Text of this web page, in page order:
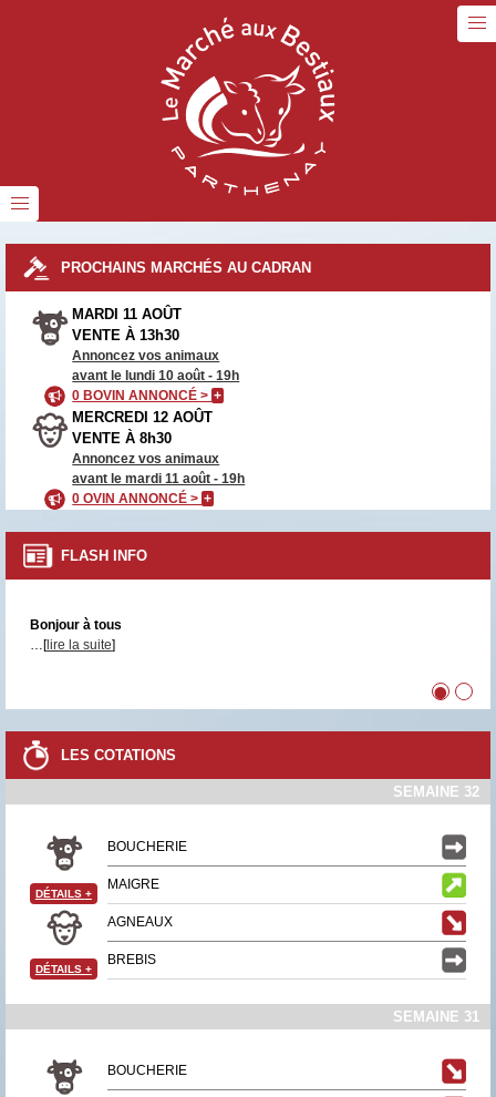
PROCHAINS MARCHÉS AU CADRAN
MARDI 11 AOÛT
VENTE À 13h30
Annoncez vos animaux
avant le lundi 10 août - 19h
0 BOVIN ANNONCÉ >+
MERCREDI 12 AOÛT
VENTE À 8h30
Annoncez vos animaux
avant le mardi 11 août - 19h
0 OVIN ANNONCÉ >+
FLASH INFO
Bonjour à tous
…[lire la suite]
••
LES COTATIONS
SEMAINE 32
BOUCHERIE
MAIGRE
DÉTAILS +
AGNEAUX
BREBIS
DÉTAILS +
SEMAINE 31
BOUCHERIE